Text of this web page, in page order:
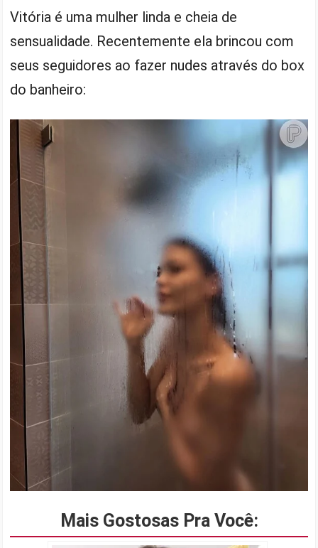
Vitória é uma mulher linda e cheia de
sensualidade. Recentemente ela brincou com
seus seguidores ao fazer nudes através do box
do banheiro:
Mais Gostosas Pra Você: